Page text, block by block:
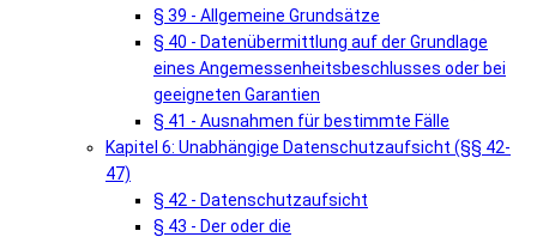
§ 39 - Allgemeine Grundsätze
§ 40 - Datenübermittlung auf der Grundlage
eines Angemessenheitsbeschlusses oder bei
geeigneten Garantien
§ 41 - Ausnahmen für bestimmte Fälle
Kapitel 6: Unabhängige Datenschutzaufsicht (§§ 42-
47)
§ 42 - Datenschutzaufsicht
§ 43 - Der oder die